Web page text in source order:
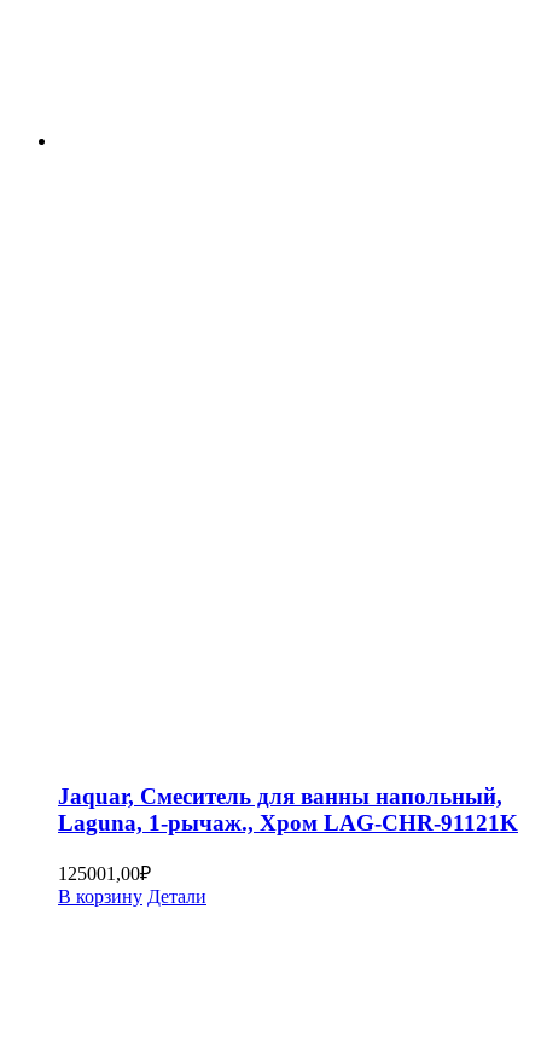
Jaquar, Смеситель для ванны напольный,
Laguna, 1-рычаж., Хром LAG-CHR-91121K
125001,00₽
В корзину Детали